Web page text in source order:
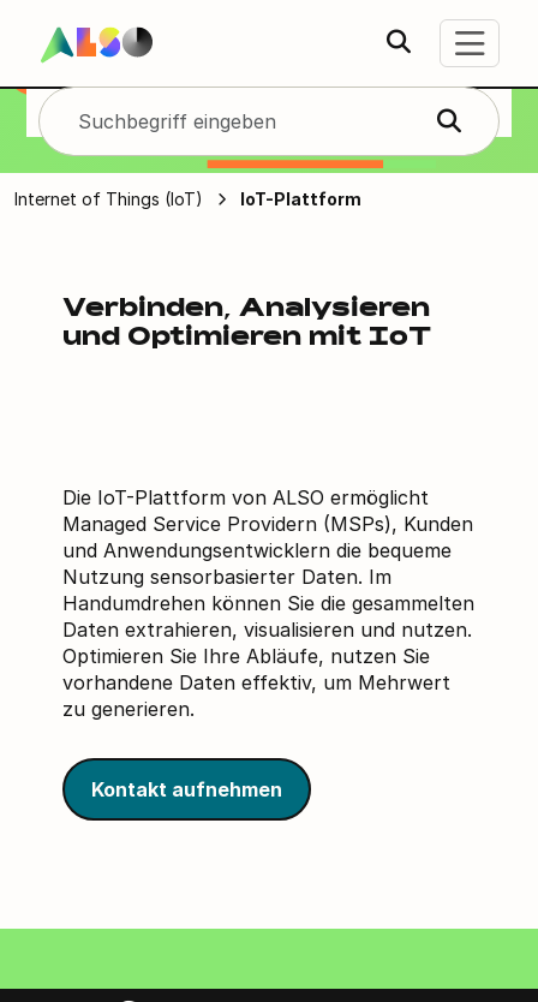
ALSO's IoT-
Plattform
Internet of Things (IoT) IoT-Plattform
Verbinden, Analysieren
und Optimieren mit IoT
Die IoT-Plattform von ALSO ermöglicht
Managed Service Providern (MSPs), Kunden
und Anwendungsentwicklern die bequeme
Nutzung sensorbasierter Daten. Im
Handumdrehen können Sie die gesammelten
Daten extrahieren, visualisieren und nutzen.
Optimieren Sie Ihre Abläufe, nutzen Sie
vorhandene Daten effektiv, um Mehrwert
zu generieren.
Kontakt aufnehmen